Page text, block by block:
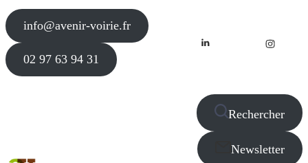
info@avenir-voirie.fr
02 97 63 94 31
Rechercher
Newsletter